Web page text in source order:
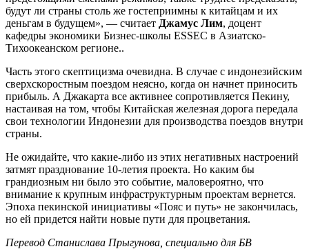
будут ли страны столь же гостеприимны к китайцам и их
деньгам в будущем», — считает Джамус Лим, доцент
кафедры экономики Бизнес-школы ESSEC в Азиатско-
Тихоокеанском регионе..
Часть этого скептицизма очевидна. В случае с индонезийским
сверхскоростным поездом неясно, когда он начнет приносить
прибыль. А Джакарта все активнее сопротивляется Пекину,
настаивая на том, чтобы Китайская железная дорога передала
свои технологии Индонезии для производства поездов внутри
страны.
Не ожидайте, что какие-либо из этих негативных настроений
затмят празднование 10-летия проекта. Но каким бы
грандиозным ни было это событие, маловероятно, что
внимание к крупным инфраструктурным проектам вернется.
Эпоха пекинской инициативы «Пояс и путь» не закончилась,
но ей придется найти новые пути для процветания.
Перевод Станислава Прыгунова, специально для БВ